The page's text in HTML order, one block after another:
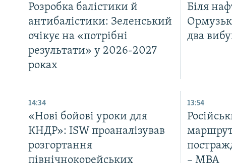
Розробка балістики й
антибалістики: Зеленський
очікує на «потрібні
результати» у 2026-2027
роках
Біля
два
14:34
«Нові бойові уроки для
КНДР»: ISW проаналізував
розгортання
північнокорейських
13:54
– МВА